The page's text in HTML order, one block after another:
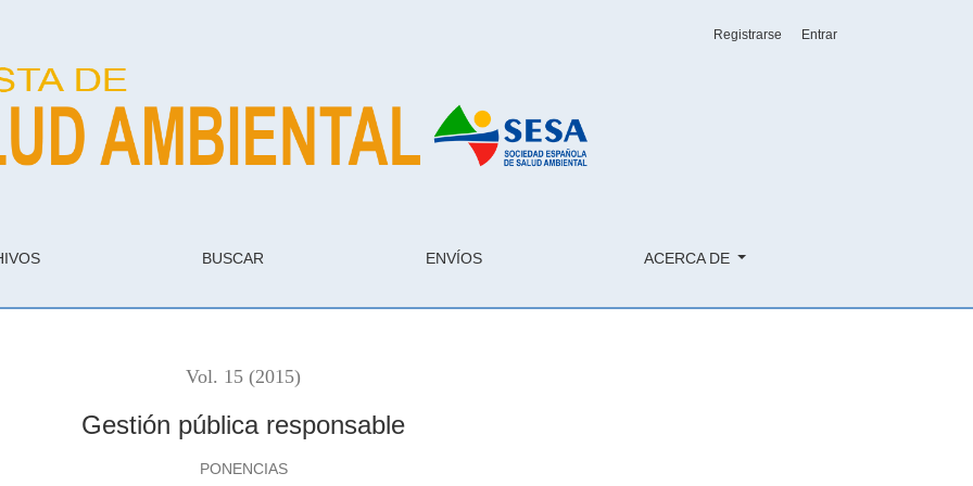
BUSCAR ENVÍOS ACERCA DE
Registrarse Entrar
Vol. 15 (2015)
Gestión pública responsable
PONENCIAS